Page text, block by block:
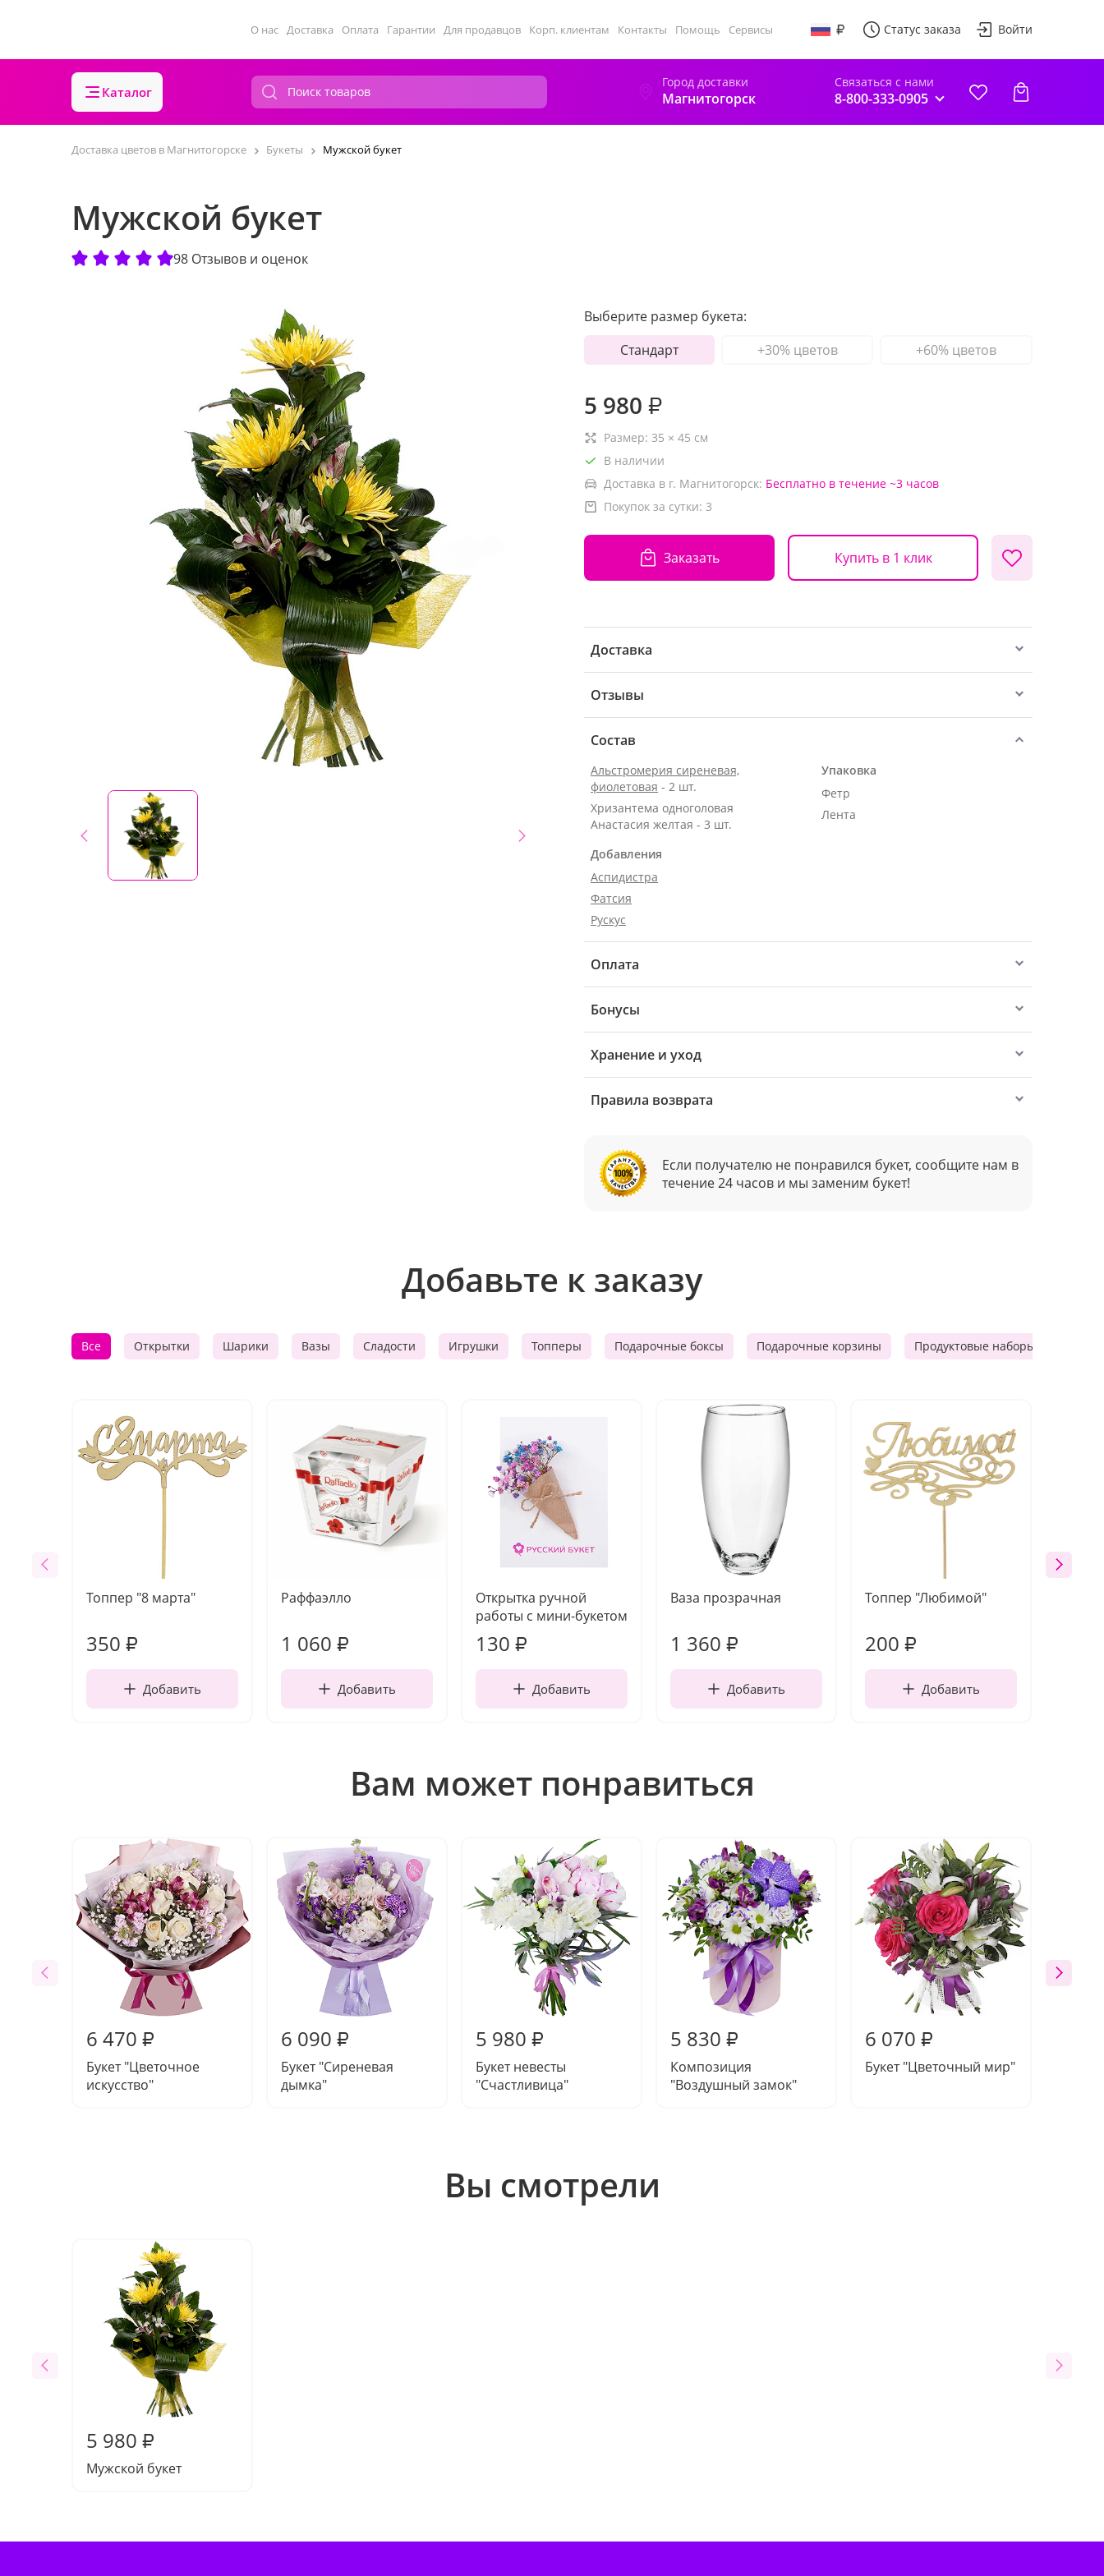
О нас Доставка Оплата Гарантии Для продавцов Корп. клиентам Контакты Помощь Сервисы Статус заказа Войти
Каталог
Город доставки
Магнитогорск
Связаться с нами
8-800-333-0905
Доставка цветов в Магнитогорске Букеты Мужской букет
Мужской букет
98 Отзывов и оценок
Выберите размер букета:
Стандарт
+30% цветов +60% цветов
5 980 ₽
Размер: 35 × 45 см
В наличии
Доставка в г. Магнитогорск: Бесплатно в течение ~3 часов
Покупок за сутки: 3
Заказать Купить в 1 клик
Доставка
Отзывы
Состав
Альстромерия сиреневая,
фиолетовая - 2 шт.
Хризантема одноголовая
Анастасия желтая - 3 шт.
Добавления
Аспидистра
Фатсия
Рускус
Упаковка
Фетр
Лента
Оплата
Бонусы
Хранение и уход
Правила возврата
Если получателю не понравился букет, сообщите нам в
течение 24 часов и мы заменим букет!
Добавьте к заказу
Все Открытки Шарики Вазы Сладости Игрушки Топперы Подарочные боксы Подарочные корзины Продуктовые наборы
Топпер "8 марта"
350 ₽
Добавить
Раффаэлло
1 060 ₽
Добавить
Открытка ручной
работы с мини-букетом
130 ₽
Добавить
Ваза прозрачная
1 360 ₽
Добавить
Топпер "Любимой"
200 ₽
Добавить
Вам может понравиться
6 470 ₽
Букет "Цветочное
искусство"
6 090 ₽
Букет "Сиреневая
дымка"
5 980 ₽
Букет невесты
"Счастливица"
5 830 ₽
Композиция
"Воздушный замок"
6 070 ₽
Букет "Цветочный мир"
Вы смотрели
5 980 ₽
Мужской букет